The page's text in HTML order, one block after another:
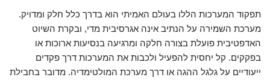
תפקוד המערכות הללו בעולם האמיתי הוא בדרך כלל חלק ומדויק.
מערכת השמירה על הנתיב אינה אגרסיבית מדי, ובקרת השיוט
האדפטיבית פועלת בצורה חלקה ומרגיעה בנסיעות ארוכות או
בפקקים. קל יחסית להפעיל ולכבות את המערכות דרך פקדים
ייעודיים על גלגל ההגה או דרך מערכת המולטימדיה. מדובר בחבילת